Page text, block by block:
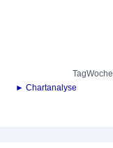
TagWoche
► Chartanalyse